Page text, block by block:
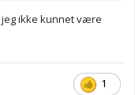
ikke kunnet være
1